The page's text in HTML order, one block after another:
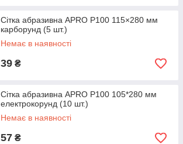
Сітка абразивна APRO P100 115×280 мм
карборунд (5 шт.)
Немає в наявності
39 ₴
Сітка абразивна APRO P100 105*280 мм
електрокорунд (10 шт.)
Немає в наявності
57 ₴